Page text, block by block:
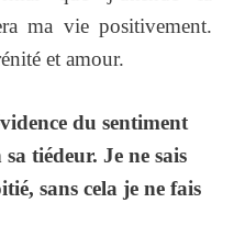
ma vie positivement.
et amour.
du sentiment
tiédeur. Je ne sais
sans cela je ne fais